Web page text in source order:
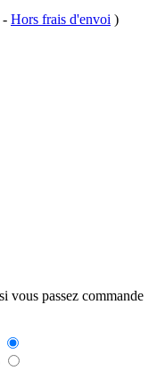
- Hors frais d'envoi )
vous passez commande